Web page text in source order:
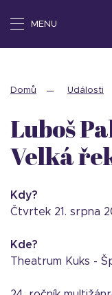
MENU
Domů Události
Luboš
Velká
Kdy?
čtvrtek 21. srpna
Kde?
Theatrum Kuks -